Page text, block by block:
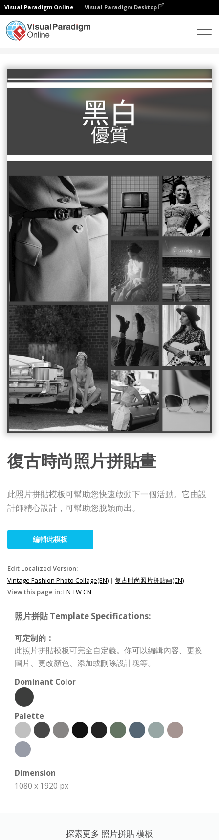
Visual Paradigm Online Visual Paradigm Desktop
復古時尚照片拼貼畫
此照片拼貼模板可幫助您快速啟動下一個活動。它由設
計師精心設計，可幫助您脫穎而出。
編輯此模板
Edit Localized Version:
Vintage Fashion Photo Collage(EN) | 复古时尚照片拼贴画(CN)
View this page in:EN TWCN
照片拼貼 Template Specifications:
可定制的：
此照片拼貼模板可完全自定義。你可以編輯內容、更換
圖片、更改顏色、添加或刪除設計塊等。
Dominant Color
Palette
Dimension
1080 x 1920 px
探索更多 照片拼貼 模板